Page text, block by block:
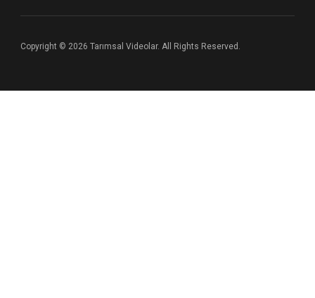
Copyright © 2026 Tarımsal Videolar. All Rights Reserved.